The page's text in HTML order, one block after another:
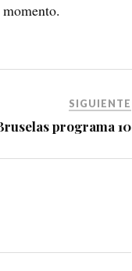
SIGUIENTE
programa 10